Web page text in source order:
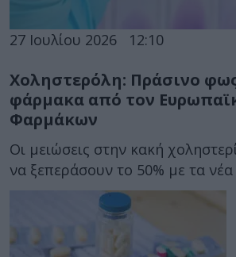
27 Ιουλίου 2026 12:10
Χοληστερόλη: Πράσινο
φάρμακα από τον
Φαρμάκων
Οι μειώσεις στην κακή
να ξεπεράσουν το 50% με τα